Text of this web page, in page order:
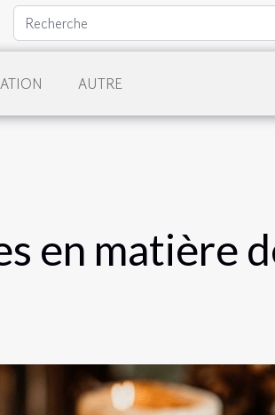
AUTRE
en matière